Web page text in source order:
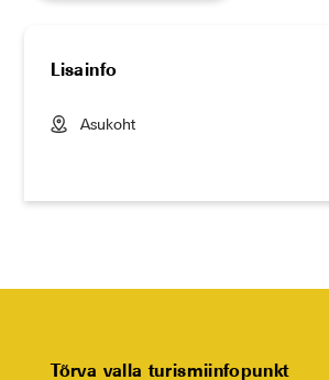
Lisainfo
Asukoht
Tõrva valla turismiinfopunkt